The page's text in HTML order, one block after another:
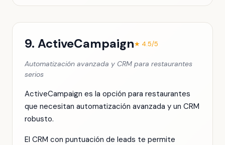
9. ActiveCampaign★ 4.5/5
Automatización avanzada y CRM para restaurantes
serios
ActiveCampaign es la opción para restaurantes
que necesitan automatización avanzada y un CRM
robusto.
El CRM con puntuación de leads te permite